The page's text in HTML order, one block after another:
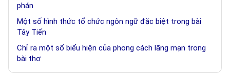
phán
Một số hình thức tổ chức ngôn ngữ đặc biệt trong bài
Tây Tiến
Chỉ ra một số biểu hiện của phong cách lãng mạn trong
bài thơ